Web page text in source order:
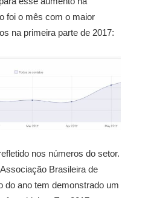
foi o mês com o maior
na primeira parte de 2017:
nos números do setor.
Brasileira de
do ano tem demonstrado um